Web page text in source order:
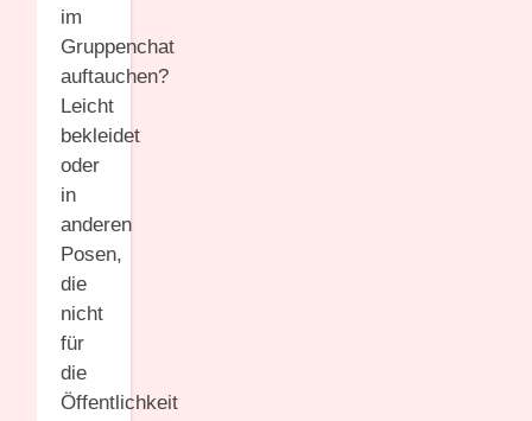
im
Gruppenchat
auftauchen?
Leicht
bekleidet
oder
in
anderen
Posen,
die
nicht
für
die
Öffentlichkeit